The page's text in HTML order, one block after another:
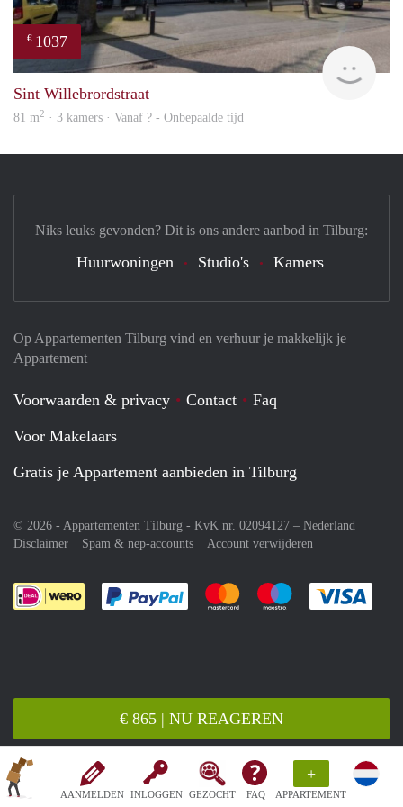
AANMELDEN INLOGGEN GEZOCHT FAQ
+
APPARTEMENT
€ 865 | NU REAGEREN
€ 1037
Sint Willebrordstraat
81 m2 · 3 kamers · Vanaf ? - Onbepaalde tijd
Op Appartementen Tilburg vind en verhuur je makkelijk je
Appartement
Voorwaarden & privacy Contact
Faq
Voor Makelaars
Gratis je Appartement aanbieden in Tilburg
© 2026 - Appartementen Tilburg - KvK nr. 02094127 – Nederland
Disclaimer
Spam & nep-accounts Account verwijderen
Je rekent gemakkelijk af met Paypal
Je rekent gemakkelijk af met
Je rekent
Niks leuks gevonden? Dit is ons andere aanbod in Tilburg:
Huurwoningen Studio's Kamers